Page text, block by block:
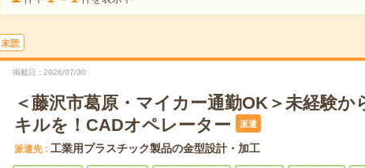
未読
掲載日 2026/07/30
＜藤沢市葛原・マイカー通勤OK＞未経験か
キルを！CADオペレーター
派遣
派遣先 工業用プラスチック製品の金型設計・加工